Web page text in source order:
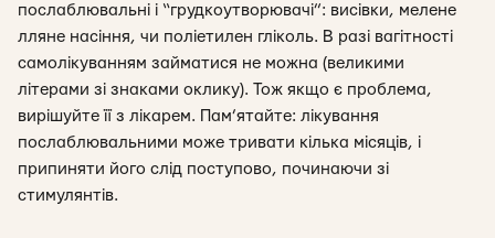
послаблювальні і “грудкоутворювачі”: висівки, мелене
лляне насіння, чи поліетилен гліколь. В разі вагітності
самолікуванням займатися не можна (великими
літерами зі знаками оклику). Тож якщо є проблема,
вирішуйте її з лікарем. Пам’ятайте: лікування
послаблювальними може тривати кілька місяців, і
припиняти його слід поступово, починаючи зі
стимулянтів.